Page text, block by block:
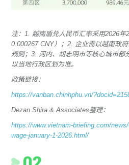
注：1. 越南盾兑人民币汇率采用2026
0.000267 CNY）；2. 企业需以越南政
规则；3. 河内、胡志明市等核心城市部
以当地行政区划为准。
政策链接：
https://vanban.chinhphu.vn/
Dezan Shira & Associates整理：
https://www.vietnam-briefing.com/
wage-january-1-2026.html/